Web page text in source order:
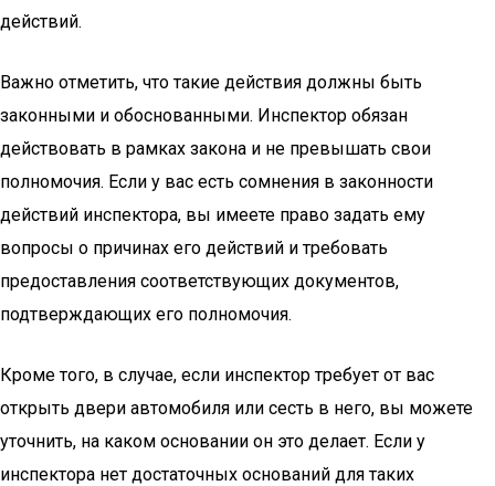
действий.
Важно отметить, что такие действия должны быть
законными и обоснованными. Инспектор обязан
действовать в рамках закона и не превышать свои
полномочия. Если у вас есть сомнения в законности
действий инспектора, вы имеете право задать ему
вопросы о причинах его действий и требовать
предоставления соответствующих документов,
подтверждающих его полномочия.
Кроме того, в случае, если инспектор требует от вас
открыть двери автомобиля или сесть в него, вы можете
уточнить, на каком основании он это делает. Если у
инспектора нет достаточных оснований для таких